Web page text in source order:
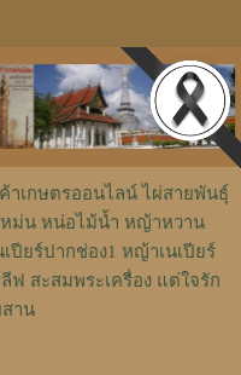
เกษตรออนไลน์ ไผ่สายพันธุ์
หม่น หน่อไม้น้ำ หญ้าหวาน
ปียร์ปากช่อง1 หญ้าเนเปียร์
ฟ สะสมพระเครื่อง แต่ใจรัก
าน